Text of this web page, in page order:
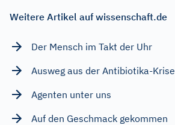
Weitere Artikel auf wissenschaft.de
Der Mensch im Takt der Uhr
Ausweg aus der Antibiotika-Krise
Agenten unter uns
Auf den Geschmack gekommen